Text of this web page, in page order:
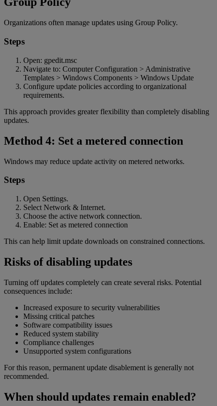
Organizations often manage updates using Group Policy.
Steps
Open: gpedit.msc
Navigate to: Computer Configuration > Administrative
Templates > Windows Components > Windows Update
Configure update policies according to organizational
requirements.
This approach provides greater flexibility than completely disabling
updates.
Method 4: Set a metered connection
Windows may reduce update activity on metered networks.
Steps
Open Settings.
Select Network & Internet.
Choose the active network connection.
Enable: Set as metered connection
This can help limit update downloads on constrained connections.
Risks of disabling updates
Turning off updates completely can create several risks. Potential
consequences include:
Increased exposure to security vulnerabilities
Missing critical patches
Software compatibility issues
Reduced system stability
Compliance challenges
Unsupported system configurations
For this reason, permanent update disablement is generally not
recommended.
When should updates remain enabled?